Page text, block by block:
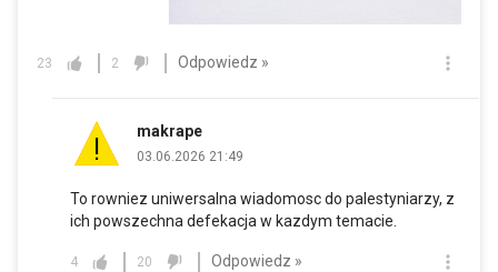
23 2 Odpowiedz »
makrape
03.06.2026 21:49
To rowniez uniwersalna wiadomosc do palestyniarzy, z
ich powszechna defekacja w kazdym temacie.
4 20 Odpowiedz »